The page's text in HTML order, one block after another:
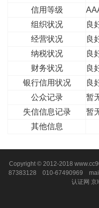
信用等级
组织状况
良
经营状况
良
纳税状况
良
财务状况
良
银行信用状况
良
公众记录
暂
失信信息记录
暂
其他信息
Copyright © 2012-2018
87383128 010-67490969
认证网 京